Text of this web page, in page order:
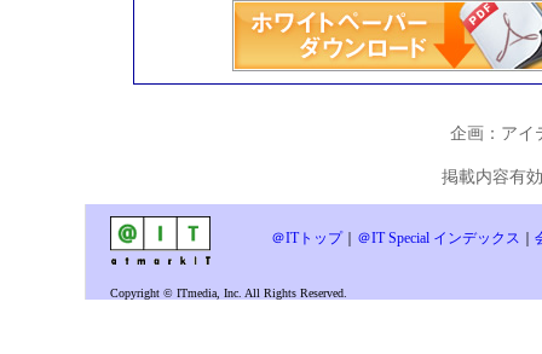
企画：アイ
掲載内容有
＠ITトップ｜ ＠IT Special インデックス
Copyright © ITmedia, Inc. All Rights Reserved.